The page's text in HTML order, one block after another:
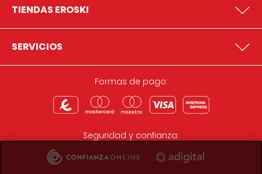
TIENDAS EROSKI
SERVICIOS
Formas de pago:
Seguridad y confianza: